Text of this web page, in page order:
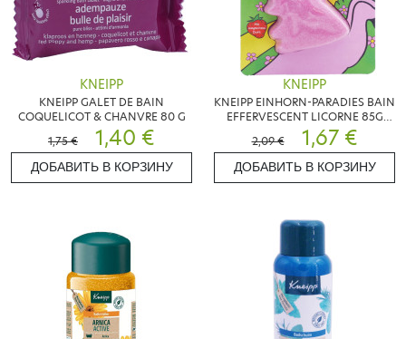
KNEIPP
KNEIPP GALET DE BAIN
COQUELICOT & CHANVRE 80 G
1,75 €
1,40 €
ДОБАВИТЬ В КОРЗИНУ
KNEIPP
KNEIPP EINHORN-PARADIES BAIN
EFFERVESCENT LICORNE 85G
FRAISE
2,09 € 1,67 €
ДОБАВИТЬ В КОРЗИНУ